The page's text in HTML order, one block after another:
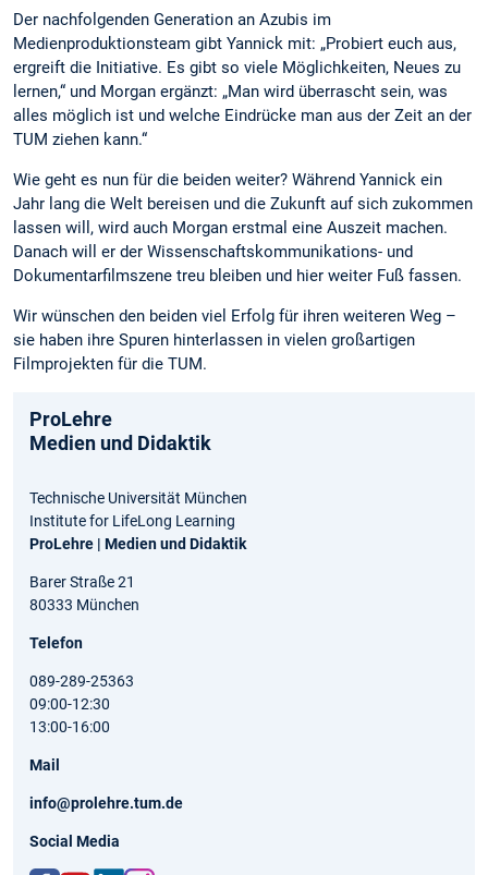
Der nachfolgenden Generation an Azubis im
Medienproduktionsteam gibt Yannick mit: „Probiert euch aus,
ergreift die Initiative. Es gibt so viele Möglichkeiten, Neues zu
lernen,“ und Morgan ergänzt: „Man wird überrascht sein, was
alles möglich ist und welche Eindrücke man aus der Zeit an der
TUM ziehen kann.“
Wie geht es nun für die beiden weiter? Während Yannick ein
Jahr lang die Welt bereisen und die Zukunft auf sich zukommen
lassen will, wird auch Morgan erstmal eine Auszeit machen.
Danach will er der Wissenschaftskommunikations- und
Dokumentarfilmszene treu bleiben und hier weiter Fuß fassen.
Wir wünschen den beiden viel Erfolg für ihren weiteren Weg –
sie haben ihre Spuren hinterlassen in vielen großartigen
Filmprojekten für die TUM.
ProLehre
Medien und Didaktik
Technische Universität München
Institute for LifeLong Learning
ProLehre | Medien und Didaktik
Barer Straße 21
80333 München
Telefon
089-289-25363
09:00-12:30
13:00-16:00
Mail
info@prolehre.tum.de
Social Media